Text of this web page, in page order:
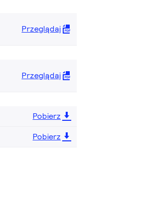
Przeglądaj
Przeglądaj
Pobierz
Pobierz